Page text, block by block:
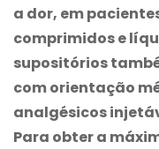
a dor, em
comprimidos e
supositórios
com orientação
analgésicos
Para obter a